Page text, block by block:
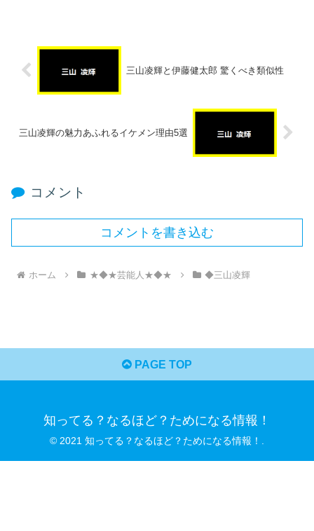
三山凌輝と伊藤健太郎 驚くべき類似性
三山凌輝の魅力あふれるイケメン理由5選
コメント
コメントを書き込む
ホーム ★◆★芸能人★◆★ ◆三山凌輝
PAGE TOP
知ってる？なるほど？ためになる情報！
© 2021 知ってる？なるほど？ためになる情報！.